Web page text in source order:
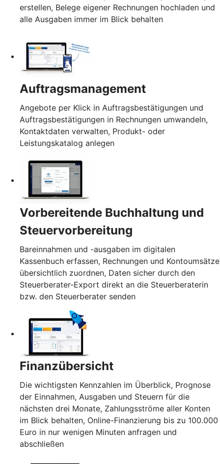
erstellen, Belege eigener Rechnungen hochladen und
alle Ausgaben immer im Blick behalten
Auftragsmanagement
Angebote per Klick in Auftragsbestätigungen und
Auftragsbestätigungen in Rechnungen umwandeln,
Kontaktdaten verwalten, Produkt- oder
Leistungskatalog anlegen
Vorbereitende Buchhaltung und
Steuervorbereitung
Bareinnahmen und -ausgaben im digitalen
Kassenbuch erfassen, Rechnungen und Kontoumsätze
übersichtlich zuordnen, Daten sicher durch den
Steuerberater-Export direkt an die Steuerberaterin
bzw. den Steuerberater senden
Finanzübersicht
Die wichtigsten Kennzahlen im Überblick, Prognose
der Einnahmen, Ausgaben und Steuern für die
nächsten drei Monate, Zahlungsströme aller Konten
im Blick behalten, Online-Finanzierung bis zu 100.000
Euro in nur wenigen Minuten anfragen und
abschließen